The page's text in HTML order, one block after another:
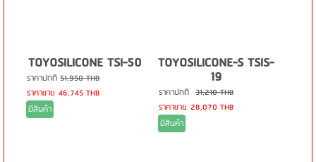
TOYOSILICONE TSI-50
ราคาปกติ 51,950 THB
ราคาขาย 46,745 THB
มีสินค้า
TOYOSILICONE-S TSIS-
19
ราคาปกติ 31,210 THB
ราคาขาย 28,070 THB
มีสินค้า